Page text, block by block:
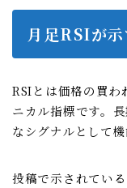
月足RSIが
RSIとは価格の買わ
ニカル指標です。
なシグナルとして
投稿で示されてい